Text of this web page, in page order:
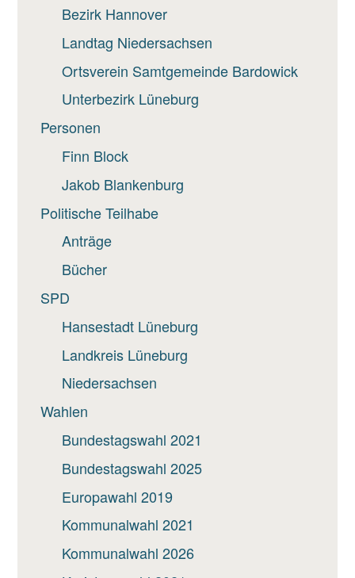
Bezirk Hannover
Landtag Niedersachsen
Ortsverein Samtgemeinde Bardowick
Unterbezirk Lüneburg
Personen
Finn Block
Jakob Blankenburg
Politische Teilhabe
Anträge
Bücher
SPD
Hansestadt Lüneburg
Landkreis Lüneburg
Niedersachsen
Wahlen
Bundestagswahl 2021
Bundestagswahl 2025
Europawahl 2019
Kommunalwahl 2021
Kommunalwahl 2026